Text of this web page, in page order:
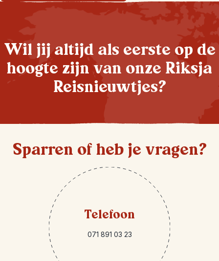
Wil jij altijd als eerste op de
hoogte zijn van onze Riksja
Reisnieuwtjes?
Sparren of heb je vragen?
Telefoon
071 891 03 23